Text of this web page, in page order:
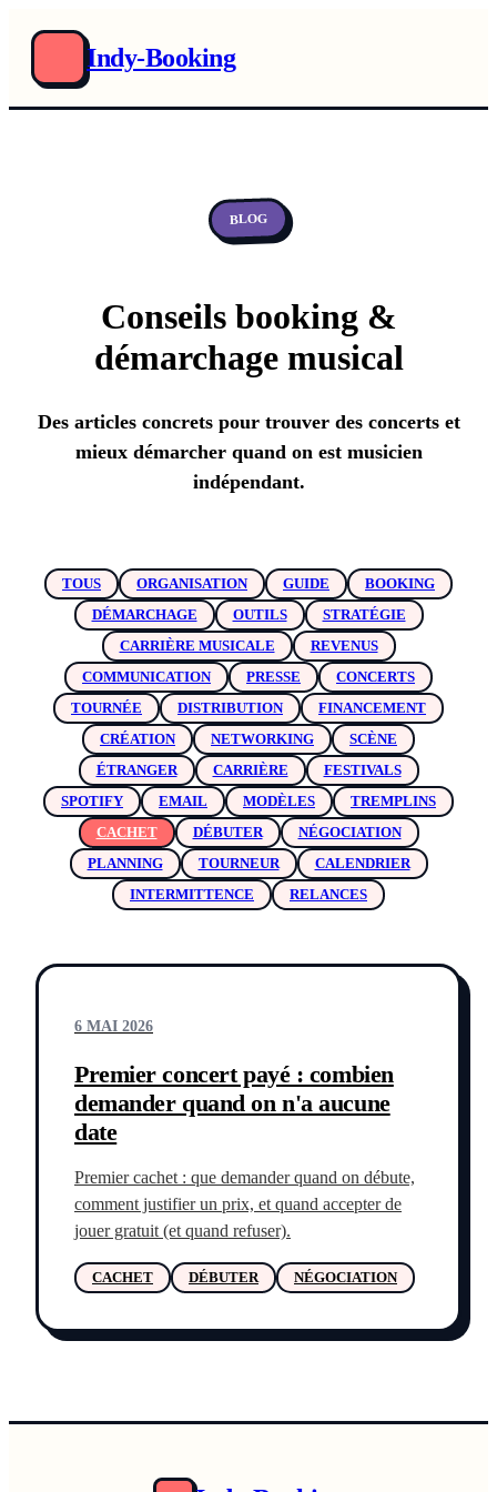
Indy-Booking
BLOG
Conseils booking &
démarchage musical
Des articles concrets pour trouver des concerts et
mieux démarcher quand on est musicien
indépendant.
TOUS ORGANISATION GUIDE
BOOKING
DÉMARCHAGE
OUTILS
STRATÉGIE
CARRIÈRE MUSICALE
REVENUS
COMMUNICATION
PRESSE
CONCERTS
TOURNÉE
DISTRIBUTION
FINANCEMENT
CRÉATION
NETWORKING
SCÈNE
ÉTRANGER
CARRIÈRE
FESTIVALS
SPOTIFY
EMAIL MODÈLES
TREMPLINS
CACHET
DÉBUTER
NÉGOCIATION
PLANNING
TOURNEUR
CALENDRIER
INTERMITTENCE
RELANCES
6 MAI 2026
Premier concert payé : combien
demander quand on n'a aucune
date
Premier cachet : que demander quand on débute,
comment justifier un prix, et quand accepter de
jouer gratuit (et quand refuser).
CACHET DÉBUTER NÉGOCIATION